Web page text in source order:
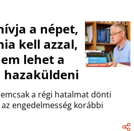
a népet,
kell azzal,
lehet a
hazaküldeni
a régi hatalmat dönti
engedelmesség korábbi